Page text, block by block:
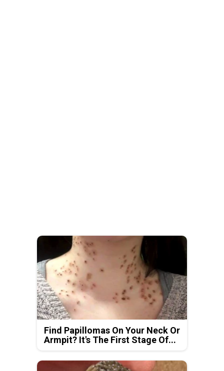
Find Papillomas On Your Neck Or
Armpit? It's The First Stage Of...